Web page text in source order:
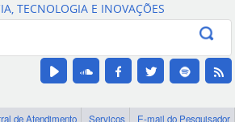
Canais
TECNOLOGIA E INOVAÇÕES
de Atendimento Serviços
E-mail do Pesquisador